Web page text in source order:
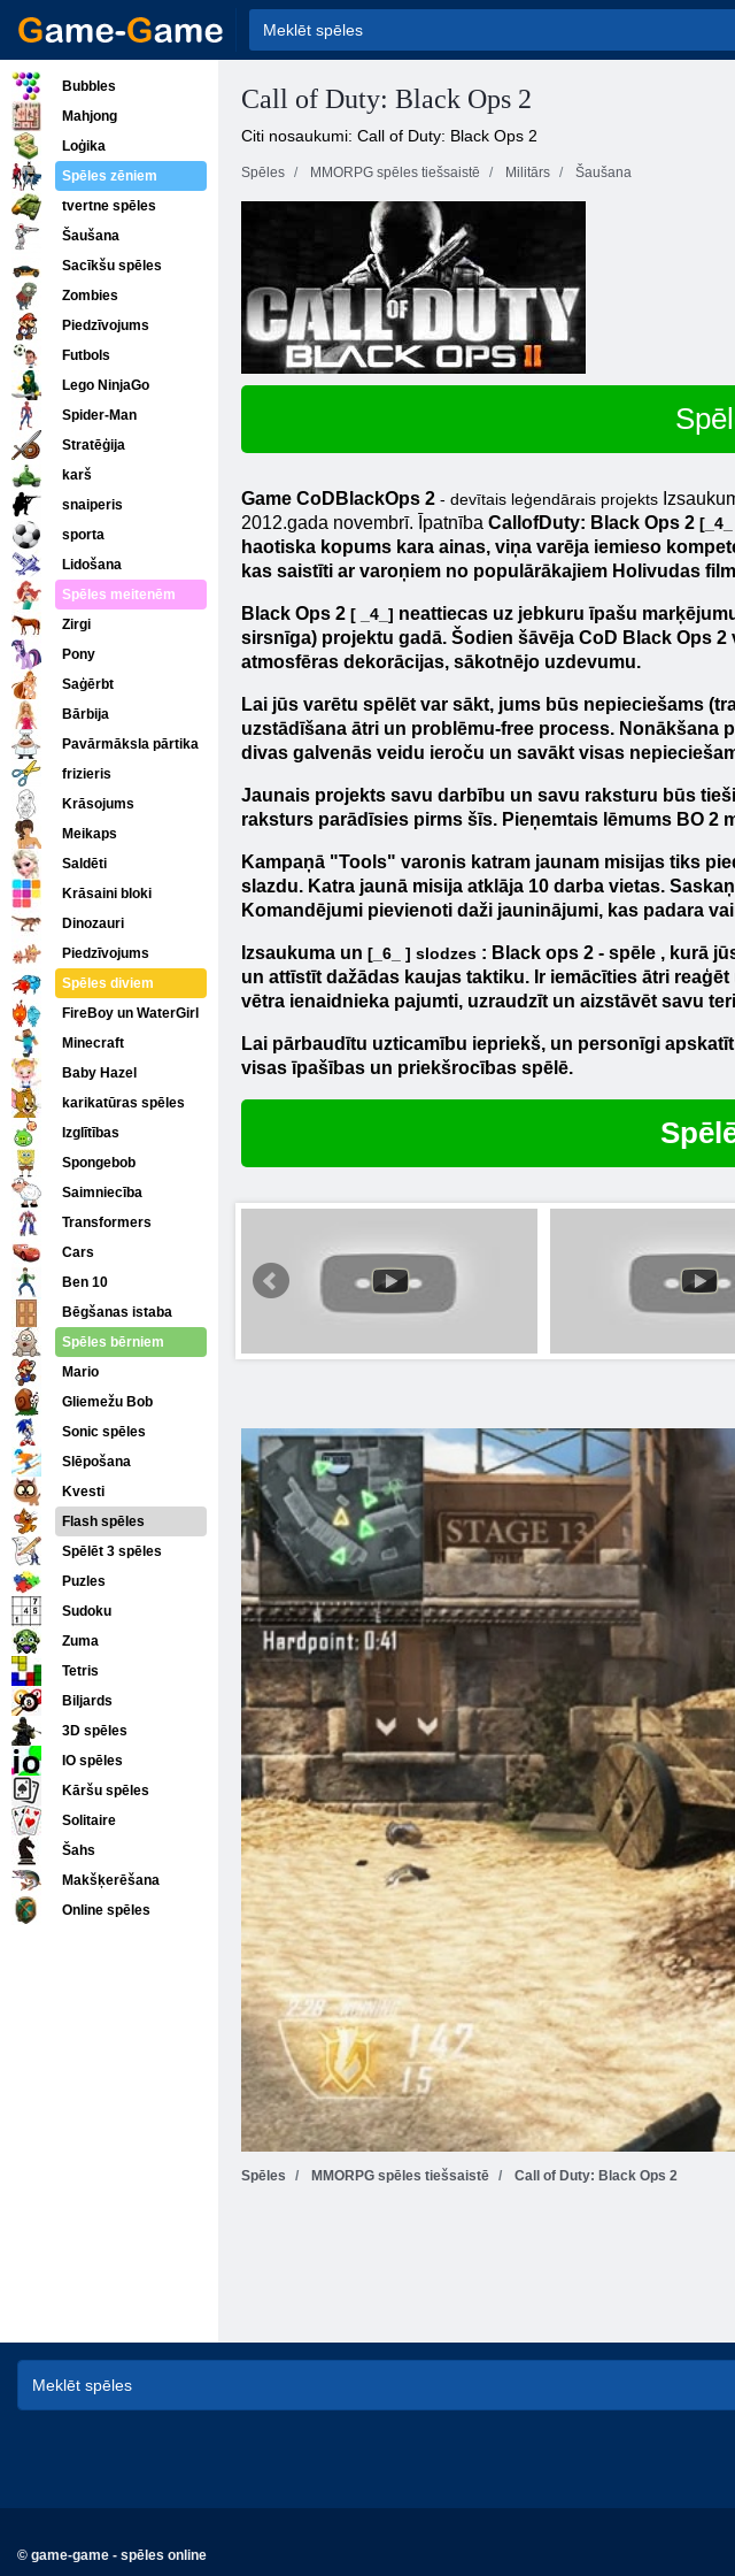
Call of Duty: Black Ops 2
Citi nosaukumi: Call of Duty: Black Ops 2
Spēles MMORPG spēles tiešsaistē Militārs Šaušana
Game CoD BlackOps 2 - devītais leģendārais projekts
2012.gada novembrī. Īpatnība Call ofDuty: Black Ops 2
haotiska kopums kara ainas, viņa varēja iemieso
kas saistīti ar varoņiem no populārākajiem Holivudas
Black Ops 2 [ _4_] neattiecas uz jebkuru īpašu
sirsnīga) projektu gadā. Šodien šāvēja CoD Black Ops 2
atmosfēras dekorācijas, sākotnējo uzdevumu.
Lai jūs varētu spēlēt var sākt, jums būs nepieciešams
uzstādīšana ātri un problēmu-free process. Nonākšana
divas galvenās veidu ieroču un savākt visas
Jaunais projekts savu darbību un savu raksturu būs
raksturs parādīsies pirms šīs. Pieņemtais lēmums BO 2
Kampaņā "Tools" varonis katram jaunam misijas tiks
slazdu. Katra jaunā misija atklāja 10 darba vietas.
Komandējumi pievienoti daži jauninājumi, kas padara
Izsaukuma un [_6_ ] slodzes : Black ops 2 - spēle , kurā
un attīstīt dažādas kaujas taktiku. Ir iemācīties ātri
vētra ienaidnieka pajumti, uzraudzīt un aizstāvēt savu
Lai pārbaudītu uzticamību iepriekš, un personīgi
visas īpašības un priekšrocības spēlē.
Spēles MMORPG spēles tiešsaistē Call of Duty: Black Ops 2
Bubbles
Mahjong
Loģika
Spēles zēniem
tvertne spēles
Šaušana
Sacīkšu spēles
Zombies
Piedzīvojums
Futbols
Lego NinjaGo
Spider-Man
Stratēģija
karš
snaiperis
sporta
Lidošana
Spēles meitenēm
Zirgi
Pony
Saģērbt
Bārbija
Pavārmāksla pārtika
frizieris
Krāsojums
Meikaps
Saldēti
Krāsaini bloki
Dinozauri
Piedzīvojums
Spēles diviem
FireBoy un WaterGirl
Minecraft
Baby Hazel
karikatūras spēles
Izglītības
Spongebob
Saimniecība
Transformers
Cars
Ben 10
Bēgšanas istaba
Spēles bērniem
Mario
Gliemežu Bob
Sonic spēles
Slēpošana
Kvesti
Flash spēles
Spēlēt 3 spēles
Puzles
Sudoku
Zuma
Tetris
Biljards
3D spēles
IO spēles
Kāršu spēles
Solitaire
Šahs
Makšķerēšana
Online spēles
© game-game - spēles online